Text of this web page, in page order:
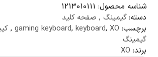
شناسه محصول: 1213010111
دسته:گیمینگ , صفحه کلید
برچسب:
gaming keyboard, keyboard, XO
,
گیمینگ
برند: XO